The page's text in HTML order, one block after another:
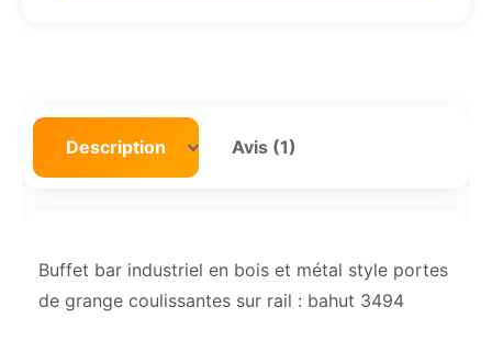
Description Avis (1)
Buffet bar industriel en bois et métal style portes
de grange coulissantes sur rail : bahut 3494